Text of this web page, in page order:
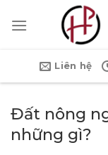
qua
Liên hệ
Đất nông
những gì?